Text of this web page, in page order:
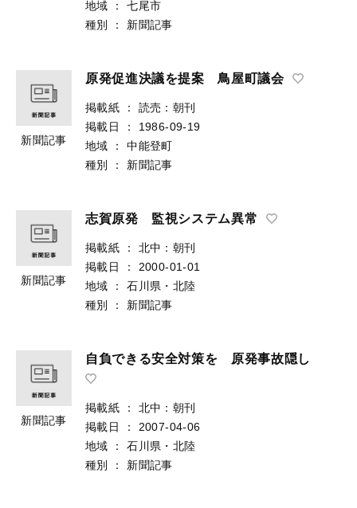
地域 ：
七尾市
種別
： 新聞記事
新聞記事
原発促進決議を提案 鳥屋町議会
掲載紙 ：
読売：朝刊
掲載日
：
1986-09-19
地域
：
中能登町
種別
： 新聞記事
新聞記事
志賀原発 監視システム異常
掲載紙 ：
北中：朝刊
掲載日
：
2000-01-01
地域
：
石川県・北陸
種別
： 新聞記事
新聞記事
自負できる安全対策を 原発事故隠し
掲載紙 ：
北中：朝刊
掲載日
：
2007-04-06
地域
：
石川県・北陸
種別
： 新聞記事